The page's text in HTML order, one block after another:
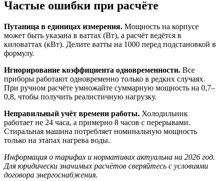
Частые ошибки при расчёте
Путаница в единицах измерения. Мощность на корпусе
может быть указана в ваттах (Вт), а расчёт ведётся в
киловаттах (кВт). Делите ватты на 1000 перед подстановкой в
формулу.
Игнорирование коэффициента одновременности. Все
приборы работают одновременно только в редких случаях.
При ручном расчёте умножайте суммарную мощность на 0,7–
0,8, чтобы получить реалистичную нагрузку.
Неправильный учёт времени работы. Холодильник
работает не 24 часа, а примерно 8 часов с перерывами.
Стиральная машина потребляет номинальную мощность
только на этапах нагрева воды.
Информация о тарифах и нормативах актуальна на 2026 год.
Для юридически значимых расчётов сверяйтесь с условиями
договора энергоснабжения.